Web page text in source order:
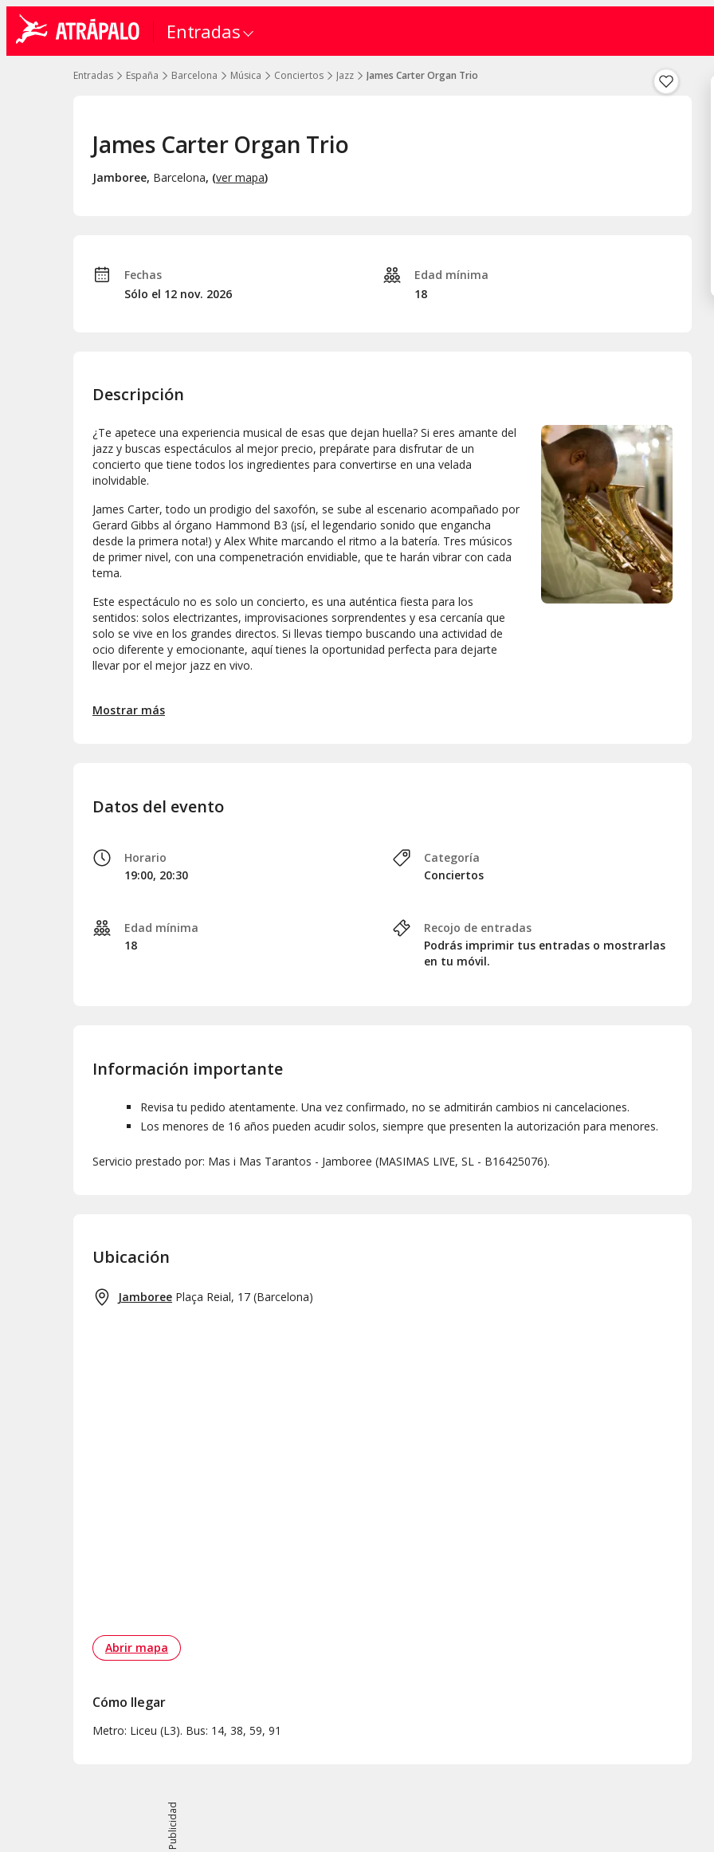
Entradas
Entradas España Barcelona Música Conciertos Jazz James Carter Organ Trio
James Carter Organ Trio
Jamboree, Barcelona, (ver mapa)
Fechas
Sólo el 12 nov. 2026
Edad mínima
18
Descripción
¿Te apetece una experiencia musical de esas que dejan huella? Si eres amante del
jazz y buscas espectáculos al mejor precio, prepárate para disfrutar de un
concierto que tiene todos los ingredientes para convertirse en una velada
inolvidable.
James Carter, todo un prodigio del saxofón, se sube al escenario acompañado por
Gerard Gibbs al órgano Hammond B3 (¡sí, el legendario sonido que engancha
desde la primera nota!) y Alex White marcando el ritmo a la batería. Tres músicos
de primer nivel, con una compenetración envidiable, que te harán vibrar con cada
tema.
Este espectáculo no es solo un concierto, es una auténtica fiesta para los
sentidos: solos electrizantes, improvisaciones sorprendentes y esa cercanía que
solo se vive en los grandes directos. Si llevas tiempo buscando una actividad de
ocio diferente y emocionante, aquí tienes la oportunidad perfecta para dejarte
llevar por el mejor jazz en vivo.
de ritmo, talento y emoción. Porque a veces, solo necesitas buena música para
Mostrar más
Datos del evento
Horario
19:00, 20:30
Edad mínima
18
Categoría
Conciertos
Recojo de entradas
Podrás imprimir tus entradas o mostrarlas
en tu móvil.
Información importante
Revisa tu pedido atentamente. Una vez confirmado, no se admitirán cambios ni cancelaciones.
Los menores de 16 años pueden acudir solos, siempre que presenten la autorización para menores.
Servicio prestado por: Mas i Mas Tarantos - Jamboree (MASIMAS LIVE, SL - B16425076).
Ubicación
Jamboree Plaça Reial, 17 (Barcelona)
Abrir mapa
Cómo llegar
Metro: Liceu (L3). Bus: 14, 38, 59, 91
Publicidad